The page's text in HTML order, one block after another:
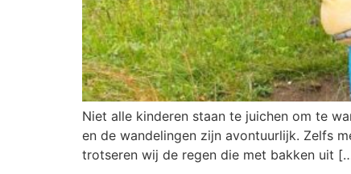
Niet alle kinderen staan te juichen om te
en de wandelingen zijn avontuurlijk. Zelfs
trotseren wij de regen die met bakken uit